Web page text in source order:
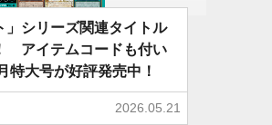
」シリーズ関連タイトル
アイテムコードも付い
特大号が好評発売中！
2026.05.21